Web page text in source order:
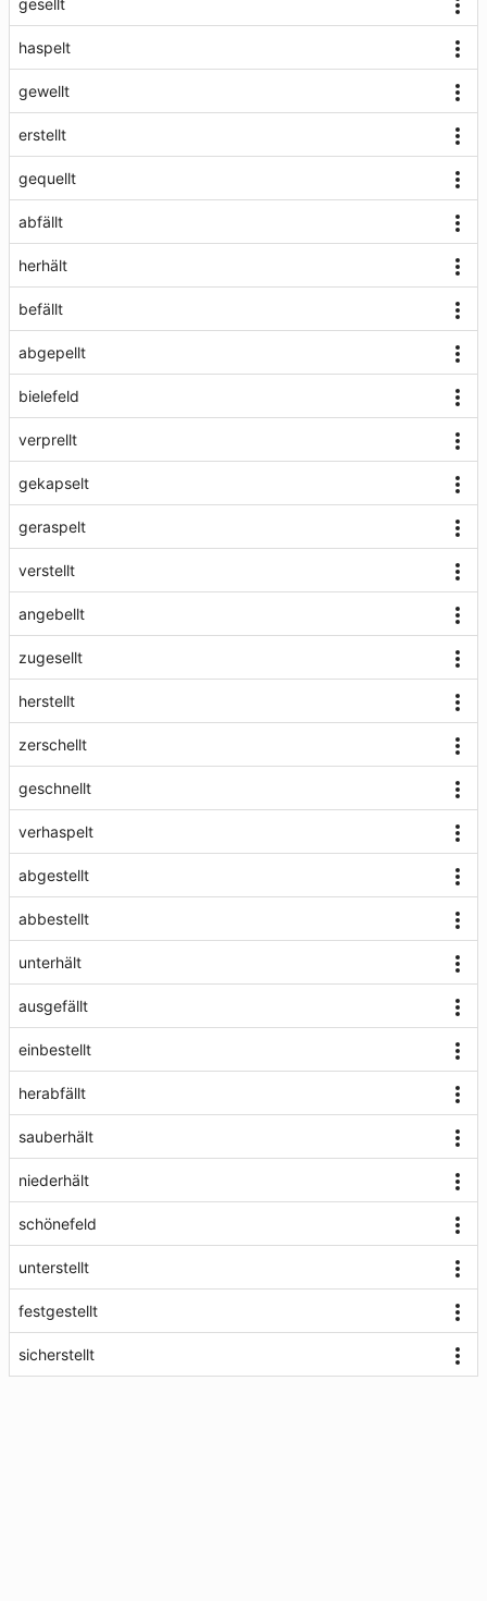
gesellt
haspelt
gewellt
erstellt
gequellt
abfällt
herhält
befällt
abgepellt
bielefeld
verprellt
gekapselt
geraspelt
verstellt
angebellt
zugesellt
herstellt
zerschellt
geschnellt
verhaspelt
abgestellt
abbestellt
unterhält
ausgefällt
einbestellt
herabfällt
sauberhält
niederhält
schönefeld
unterstellt
festgestellt
sicherstellt